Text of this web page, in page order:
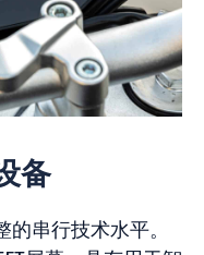
备
串行技术水平。